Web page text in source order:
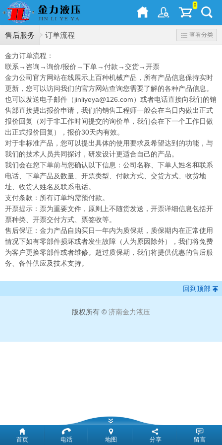
0
售后服务 订单流程 查看分类
金力订单流程：
联系→咨询→询价/报价→下单→付款→交货→开票
金力公司官方网站在线展示上百种机械产品，所有产品信息保持实时
更新，您可以访问我们的官方网站查询您需要了解的各种产品信息。
也可以发送电子邮件（jinliyeya@126.com）或者电话直接向我们的销
售部直接提出报价申请，我们的销售工程师一般会在当日内做出正式
报价回复（对于非工作时间提交的询价单，我们会在下一个工作日做
出正式报价回复），报价30天内有效。
对于非标准产品，您可以提出具体的使用要求及希望达到的功能，与
我们的技术人员共同探讨，研发设计更适合自己的产品。
我们会在您下单前与您确认以下信息：公司名称、下单人姓名和联系
电话、下单产品及数量、开票类型、付款方式、交货方式、收货地
址、收货人姓名及联系电话。
支付条款：所有订单均需预付款。
开票提示：票为重要文件，原则上不随货发送，开票详细信息包括开
票种类、开票交付方式、票签收等。
售后保证：金力产品自购买日一年内为质保期，质保期内在正常使用
情况下如有零部件损坏或者发生故障（人为原因除外），我们将免费
为客户更换零部件或者维修。超过质保期，我们将提供优惠的售后服
务、备件供应及技术支持。
回到顶部
版权所有 © 济南金力液压
首页 电话 地图 分享 留言